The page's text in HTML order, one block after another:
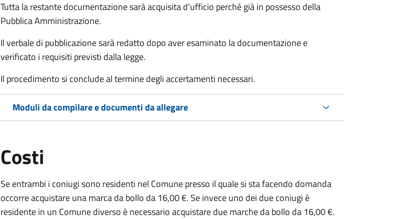
Tutta la restante documentazione sarà acquisita d’ufficio perché già in possesso della
Pubblica Amministrazione.
Il verbale di pubblicazione sarà redatto dopo aver esaminato la documentazione e
verificato i requisiti previsti dalla legge.
Il procedimento si conclude al termine degli accertamenti necessari.
Moduli da compilare e documenti da allegare
Costi
Se entrambi i coniugi sono residenti nel Comune presso il quale si sta facendo domanda
occorre acquistare una marca da bollo da 16,00 €. Se invece uno dei due coniugi è
residente in un Comune diverso è necessario acquistare due marche da bollo da 16,00 €.